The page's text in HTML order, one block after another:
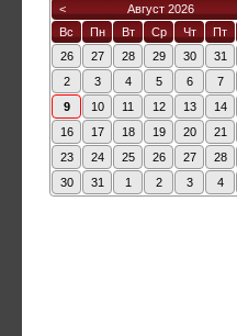
<
Август 2026
Вс
Пн Вт Ср Чт Пт
26
27 28 29 30 31
2
3 4 5 6 7
9
10 11 12 13 14
16
17 18 19 20 21
23
24 25 26 27 28
30
31 1 2 3 4